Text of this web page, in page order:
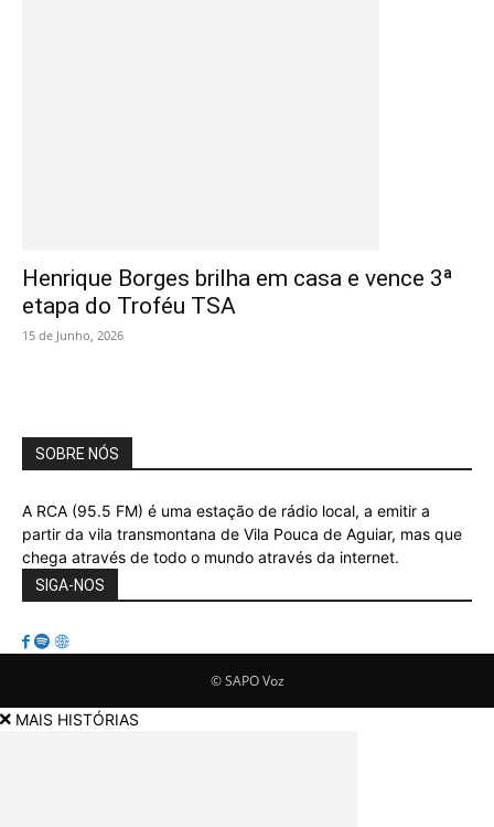
Henrique Borges brilha em casa e vence 3ª
etapa do Troféu TSA
15 de Junho, 2026
SOBRE NÓS
A RCA (95.5 FM) é uma estação de rádio local, a emitir a
partir da vila transmontana de Vila Pouca de Aguiar, mas que
chega através de todo o mundo através da internet.
SIGA-NOS
© SAPO Voz
MAIS HISTÓRIAS